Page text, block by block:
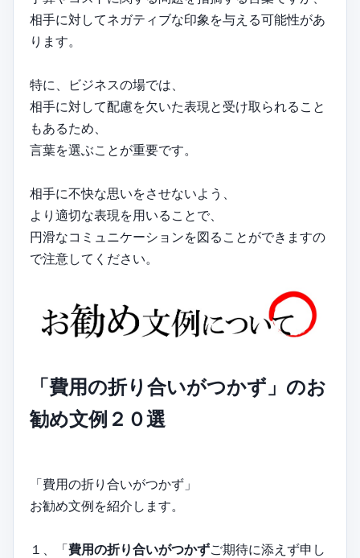
相手に対してネガティブな印象を与える可能性があ
ります。
特に、ビジネスの場では、
相手に対して配慮を欠いた表現と受け取られること
もあるため、
言葉を選ぶことが重要です。
相手に不快な思いをさせないよう、
より適切な表現を用いることで、
円滑なコミュニケーションを図ることができますの
で注意してください。
「費用の折り合いがつかず」のお
勧め文例２０選
「費用の折り合いがつかず」
お勧め文例を紹介します。
１、「費用の折り合いがつかずご期待に添えず申し